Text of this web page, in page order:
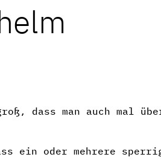
dass man auch mal über
oder mehrere